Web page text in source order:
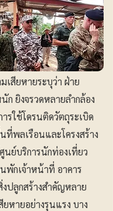
เสียหายระบุว่า ฝ่าย
ก ยิงจรวดหลายลำกล้อง
รใช้โดรนติดวัตถุระเบิด
ที่พลเรือนและโครงสร้าง
ย์บริการนักท่องเที่ยว
พักเจ้าหน้าที่ อาคาร
ปลูกสร้างสำคัญหลาย
ยหายอย่างรุนแรง บาง